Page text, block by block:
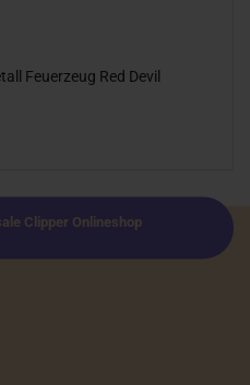
Feuerzeug Red Devil
Clipper Onlineshop